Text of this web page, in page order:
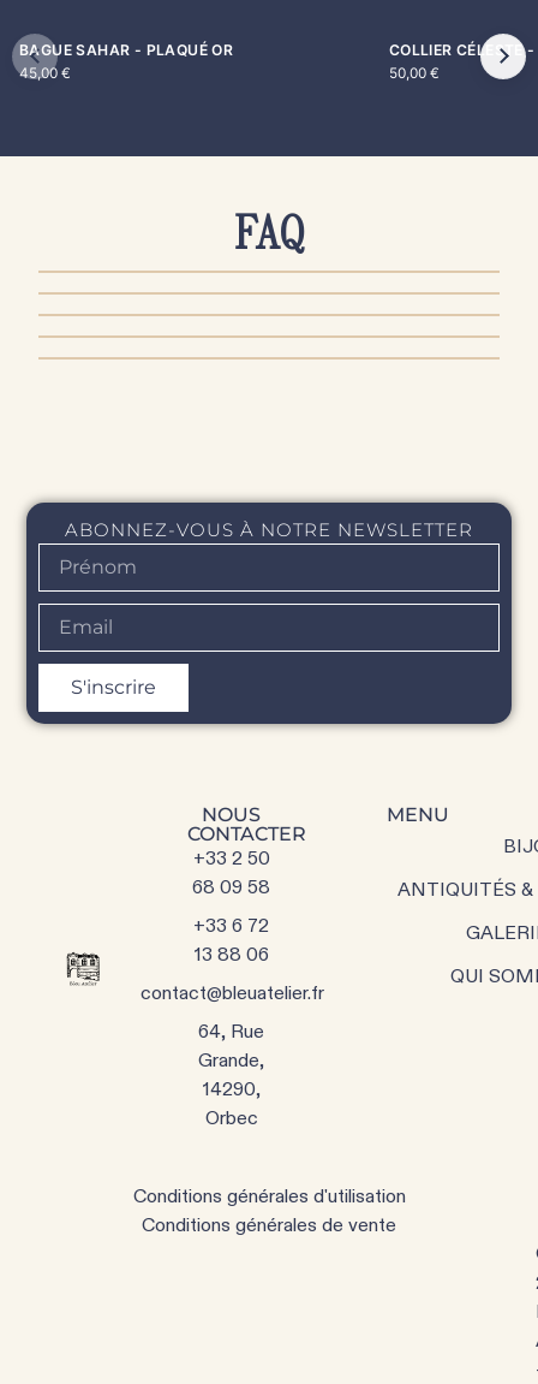
BAGUE SAHAR - PLAQUÉ OR
45,00 €
COLLIER CÉLESTE
50,00 €
FAQ
AUTHENTICITÉ & QUALITÉ
PRODUITS & ENTRETIEN
ABONNEZ-VOUS À NOTRE NEWSLETTER
S'inscrire
NOUS
CONTACTER
+33 2 50
68 09 58
+33 6 72
13 88 06
contact@bleuatelier.fr
64, Rue
Grande,
14290,
Orbec
MENU
ANTIQUITÉS
QUI
Conditions générales d'utilisation
Conditions générales de vente